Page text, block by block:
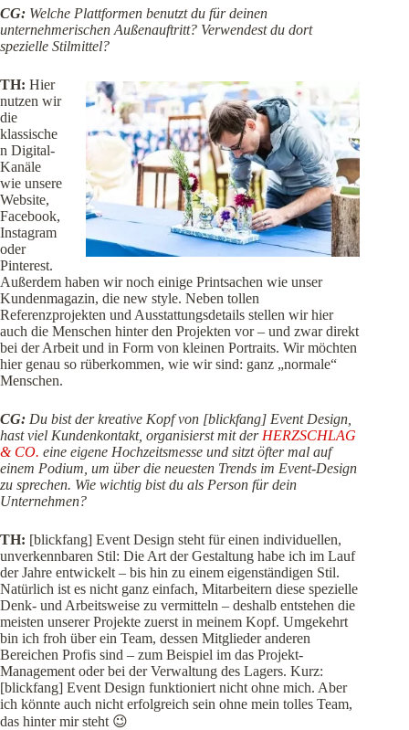
CG: Welche Plattformen benutzt du für deinen
unternehmerischen Außenauftritt? Verwendest du dort
spezielle Stilmittel?
TH: Hier
nutzen wir
die
klassische
n Digital-
Kanäle
wie unsere
Website,
Facebook,
Instagram
oder
Pinterest.
Außerdem haben wir noch einige Printsachen wie unser
Kundenmagazin, die new style. Neben tollen
Referenzprojekten und Ausstattungsdetails stellen wir hier
auch die Menschen hinter den Projekten vor – und zwar direkt
bei der Arbeit und in Form von kleinen Portraits. Wir möchten
hier genau so rüberkommen, wie wir sind: ganz „normale“
Menschen.
CG: Du bist der kreative Kopf von [blickfang] Event Design,
hast viel Kundenkontakt, organisierst mit der HERZSCHLAG
& CO. eine eigene Hochzeitsmesse und sitzt öfter mal auf
einem Podium, um über die neuesten Trends im Event-Design
zu sprechen. Wie wichtig bist du als Person für dein
Unternehmen?
TH: [blickfang] Event Design steht für einen individuellen,
unverkennbaren Stil: Die Art der Gestaltung habe ich im Lauf
der Jahre entwickelt – bis hin zu einem eigenständigen Stil.
Natürlich ist es nicht ganz einfach, Mitarbeitern diese spezielle
Denk- und Arbeitsweise zu vermitteln – deshalb entstehen die
meisten unserer Projekte zuerst in meinem Kopf. Umgekehrt
bin ich froh über ein Team, dessen Mitglieder anderen
Bereichen Profis sind – zum Beispiel im das Projekt-
Management oder bei der Verwaltung des Lagers. Kurz:
[blickfang] Event Design funktioniert nicht ohne mich. Aber
ich könnte auch nicht erfolgreich sein ohne mein tolles Team,
das hinter mir steht 😉